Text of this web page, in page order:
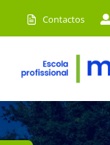
to
Contactos